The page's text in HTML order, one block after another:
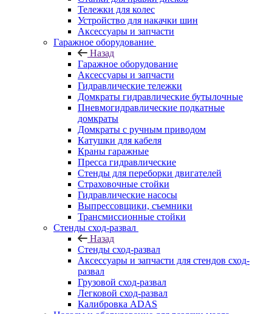
Тележки для колес
Устройство для накачки шин
Аксессуары и запчасти
Гаражное оборудование
Назад
Гаражное оборудование
Аксессуары и запчасти
Гидравлические тележки
Домкраты гидравлические бутылочные
Пневмогидравлические подкатные
домкраты
Домкраты с ручным приводом
Катушки для кабеля
Краны гаражные
Пресса гидравлические
Стенды для переборки двигателей
Страховочные стойки
Гидравлические насосы
Выпрессовщики, съемники
Трансмиссионные стойки
Стенды сход-развал
Назад
Стенды сход-развал
Аксессуары и запчасти для стендов сход-
развал
Грузовой сход-развал
Легковой сход-развал
Калибровка ADAS